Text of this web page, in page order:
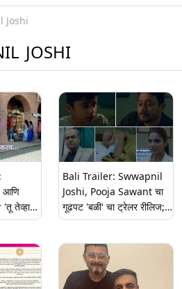
Joshi
JOSHI
आणि
तेव्हा
Bali Trailer: Swwapnil
Joshi, Pooja Sawant चा
गूढपट 'बळी' चा ट्रेलर रीलिज;
Amazon Prime Video वर